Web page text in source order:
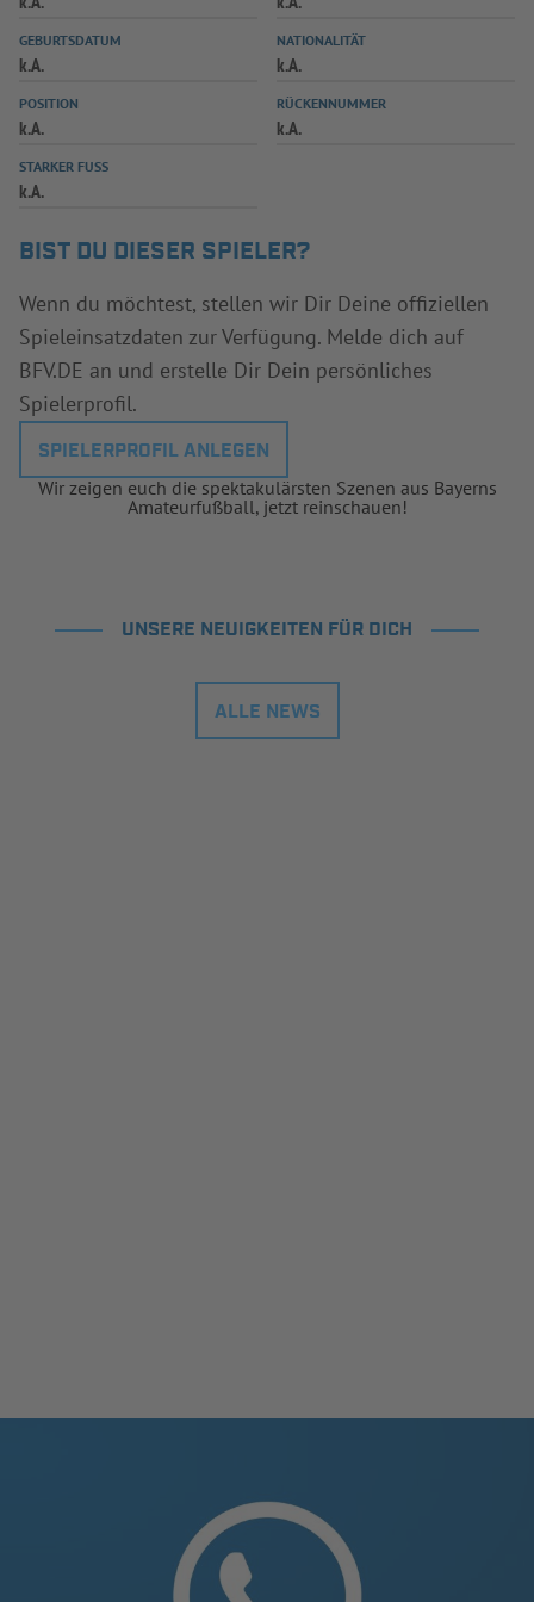
SPIELPLUS
GEBURTSDATUM
k.A.
NATIONALITÄT
k.A.
POSITION
k.A.
RÜCKENNUMMER
k.A.
STARKER FUSS
k.A.
BIST DU DIESER SPIELER?
Wenn du möchtest, stellen wir Dir Deine offiziellen
Spieleinsatzdaten zur Verfügung. Melde dich auf
BFV.DE an und erstelle Dir Dein persönliches
Spielerprofil.
SPIELERPROFIL ANLEGEN
Wir zeigen euch die spektakulärsten Szenen aus Bayerns
Amateurfußball, jetzt reinschauen!
UNSERE NEUIGKEITEN FÜR DICH
ALLE NEWS